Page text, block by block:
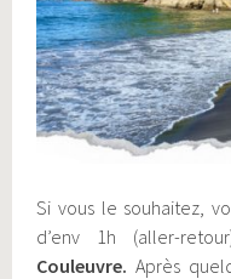
Si vous le souhaitez,
d’env 1 h (aller-
Couleuvre.Après